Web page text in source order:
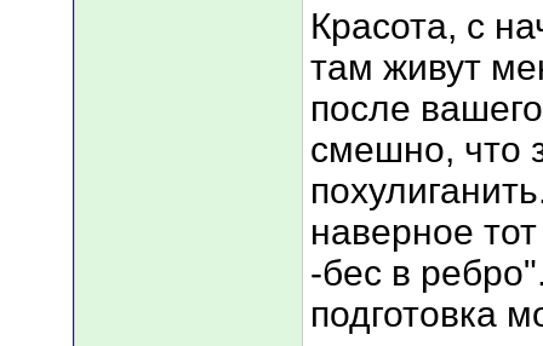
Красота, с
там живут
после
смешно, что
наверное
-бес в
подготовка